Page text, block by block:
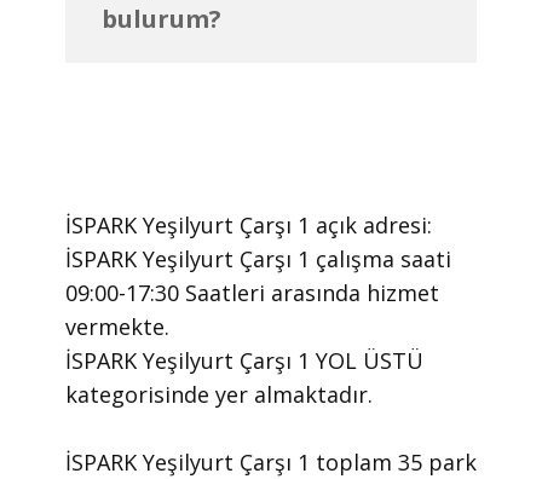
bulurum?
İSPARK Yeşilyurt Çarşı 1 ​açık adresi:
İSPARK Yeşilyurt Çarşı 1 ​çalışma saati
09:00-17:30 Saatleri arasında ​hizmet
vermekte.
​İSPARK Yeşilyurt Çarşı 1 YOL ÜSTÜ
kategorisinde yer almaktadır.
İSPARK Yeşilyurt Çarşı 1 toplam 35 park